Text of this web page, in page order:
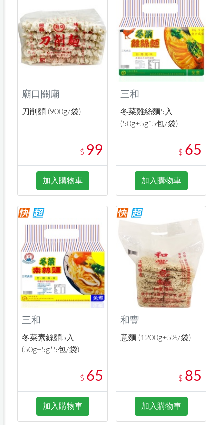
廟口關廟
刀削麵 (900g/袋)
$ 99
加入購物車
三和
冬菜雞絲麵5入
(50g±5g*5包/袋)
$ 65
加入購物車
三和
冬菜素絲麵5入
(50g±5g*5包/袋)
$ 65
加入購物車
和豐
意麵 (1200g±5%/袋)
$ 85
加入購物車